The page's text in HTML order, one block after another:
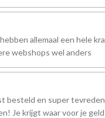
allemaal een hele
webshops wel anders
besteld en super
Je krijgt waar voor je